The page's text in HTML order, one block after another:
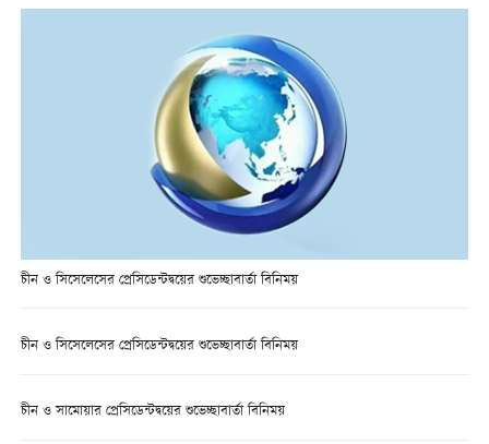
চীন ও সিসেলেসের প্রেসিডেন্টদ্বয়ের শুভেচ্ছাবার্তা বিনিময়
চীন ও সিসেলেসের প্রেসিডেন্টদ্বয়ের শুভেচ্ছাবার্তা বিনিময়
চীন ও সামোয়ার প্রেসিডেন্টদ্বয়ের শুভেচ্ছাবার্তা বিনিময়